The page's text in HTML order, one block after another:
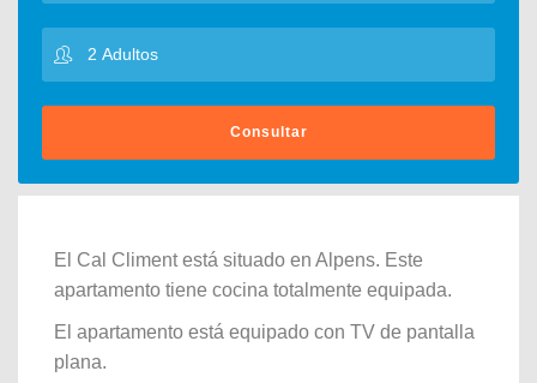
Consultar
El Cal Climent está situado en Alpens. Este
apartamento tiene cocina totalmente equipada.
El apartamento está equipado con TV de pantalla
plana.